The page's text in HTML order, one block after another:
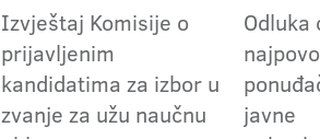
Izvještaj Komisije o
prijavljenim
kandidatima za izbor u
zvanje za užu naučnu
Odluka
javne